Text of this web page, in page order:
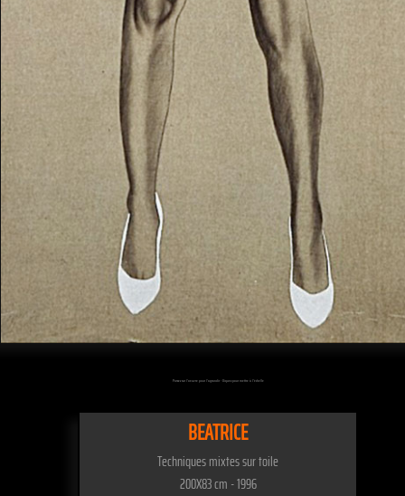
Passez sur l'oeuvre pour l'agrandir - Cliquez pour mettre à l'échelle
BEATRICE
Techniques mixtes sur toile
200X83 cm - 1996